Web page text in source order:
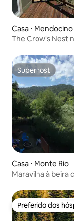
Casa ⋅
The Crow's Nest
Superhost
Superhost
Casa ⋅ Monte Rio
Maravilha à beira
Preferido dos
Preferido dos